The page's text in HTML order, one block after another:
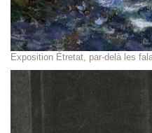
Exposition Étretat, par-delà les